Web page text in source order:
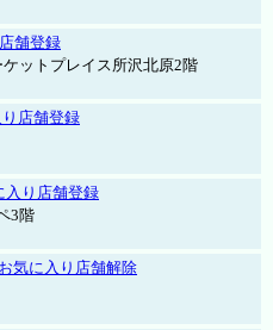
舗登録
ットプレイス所沢北原2階
店舗登録
入り店舗登録
3階
お気に入り店舗解除